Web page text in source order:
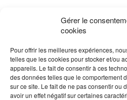
Gérer le
cookies
Pour offrir les meilleures expériences,
telles que les cookies pour stocker et/ou
appareils. Le fait de consentir à ces
des données telles que le comportement
sur ce site. Le fait de ne pas consentir ou
avoir un effet négatif sur certaines
Île de Siquijor,